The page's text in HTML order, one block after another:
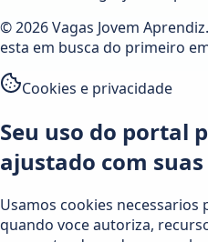
© 2026 Vagas Jovem
esta em busca do primeiro
Cookies e privacidade
Seu uso do portal
ajustado com
Usamos cookies
quando voce autoriza,